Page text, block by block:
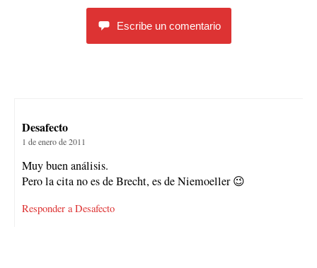
Escribe un comentario
Desafecto
1 de enero de 2011
Muy buen análisis.
Pero la cita no es de Brecht, es de Niemoeller 😉
Responder a Desafecto